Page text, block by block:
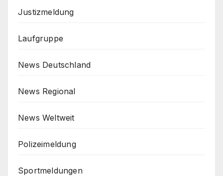
Justizmeldung
Laufgruppe
News Deutschland
News Regional
News Weltweit
Polizeimeldung
Sportmeldungen